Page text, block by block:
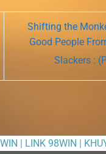
Shifting the
Good People
Slackers :
| LINK 98WIN |